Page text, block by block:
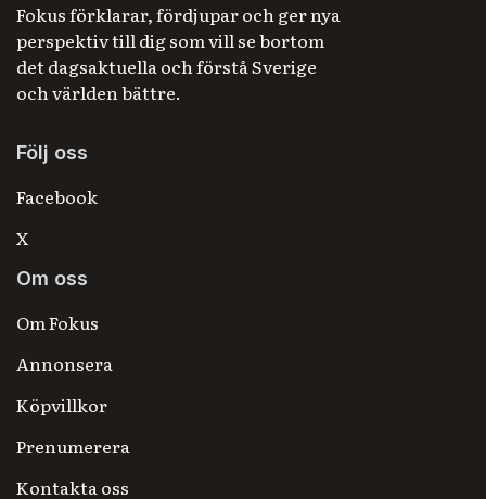
Fokus förklarar, fördjupar och ger nya
perspektiv till dig som vill se bortom
det dagsaktuella och förstå Sverige
och världen bättre.
Följ oss
Facebook
X
Om oss
Om Fokus
Annonsera
Köpvillkor
Prenumerera
Kontakta oss